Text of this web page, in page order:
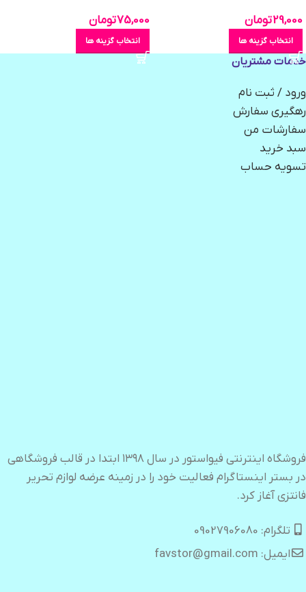
29,000تومان
انتخاب گزینه ها
75,000تومان
انتخاب گزینه ها
خدمات مشتریان
ورود / ثبت نام
رهگیری سفارش
سفارشات من
سبد خرید
تسویه حساب
کلیه حقوق مادی و معنوی این سایت متعلق به فروشگاه اینترنتی
طراحی حرفه ای وب سایت